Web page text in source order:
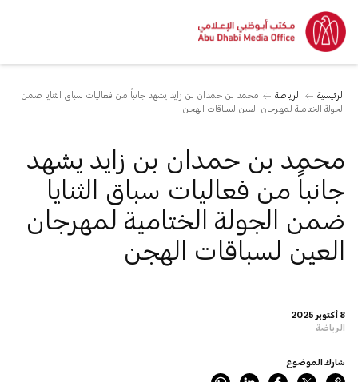
الرئيسية الرياضة
محمد بن حمدان بن زايد يشهد جانباً من فعاليات سباق الثنايا ضمن
الجولة الختامية لمهرجان العين لسباقات الهجن
8 أكتوبر 2025
الرياضة
محمد بن حمدان بن زايد يشهد
جانباً من فعاليات سباق الثنايا
ضمن الجولة الختامية لمهرجان
العين لسباقات الهجن
شارك الموضوع